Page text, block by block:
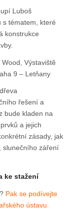
Luboš
s tématem, které
konstrukce
Výstaviště
9 – Letňany
řešení a
bude kladen na
a jejich
zásady, jak
slunečního záření
ke stažení
Pak se podívejte
ústavu.